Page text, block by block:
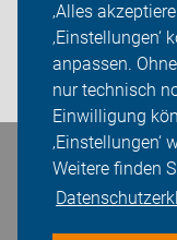
‚Alles
‚Einstellungen‘
anpassen.
nur technisch
Einwilligung
‚Einstellungen‘
Weitere finden
Presse
Login
Bleiben Sie in